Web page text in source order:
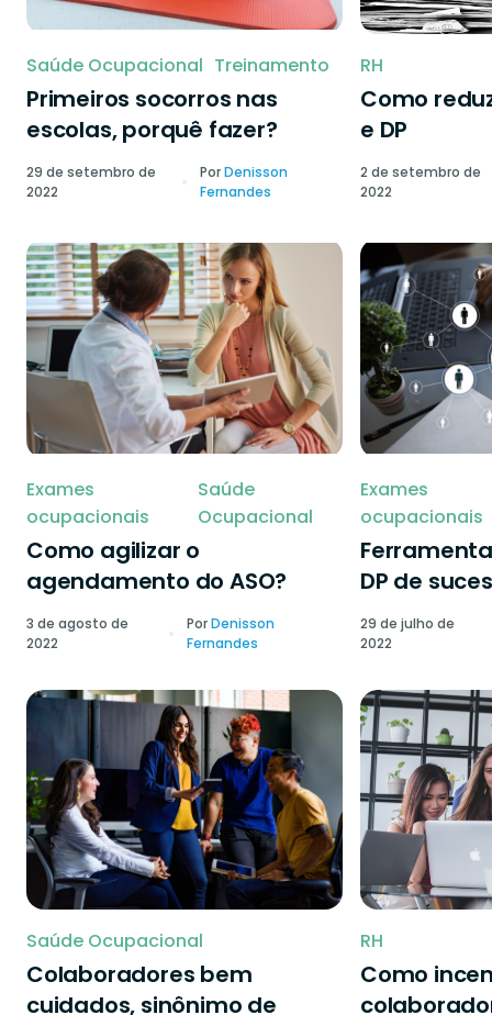
Saúde Ocupacional Treinamento
Primeiros socorros nas
escolas, porquê fazer?
29 de setembro de
2022
PorDenisson
Fernandes
RH
Como
e DP
2 de setembro de
2022
Exames
ocupacionais
Saúde
Ocupacional
Como agilizar o
agendamento do ASO?
3 de agosto de
2022
PorDenisson
Fernandes
Exames
ocupacionais
DP de
29 de julho de
2022
Saúde Ocupacional
Colaboradores bem
cuidados, sinônimo de
RH
Como